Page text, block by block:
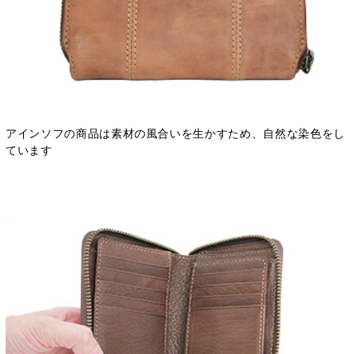
アインソフの商品は素材の風合いを生かすため、自然な染色をし
ています